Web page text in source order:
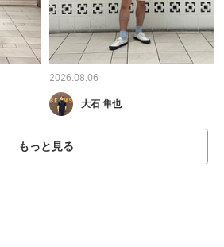
2026.08.06
大石 隼也
もっと見る